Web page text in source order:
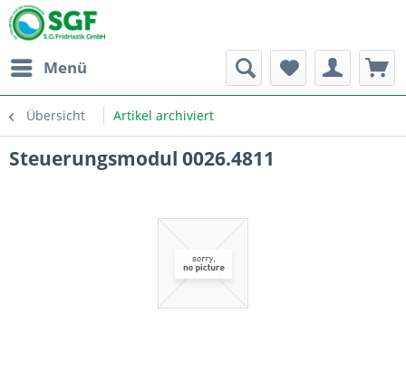
Menü
Übersicht Artikel archiviert
Steuerungsmodul 0026.4811